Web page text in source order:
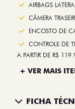
AIRBAGS
CÂMERA
ENCOSTO DE
CONTROLE DE
A PARTIR DE R$
+ VER MAIS
FICHA